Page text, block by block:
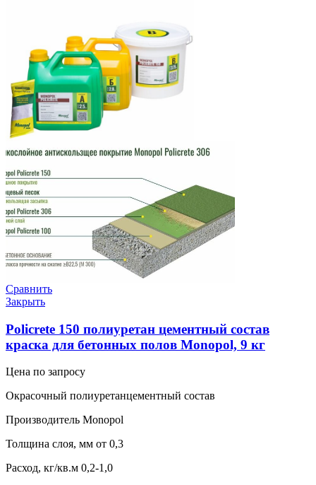
Сравнить
Закрыть
Policrete 150 полиуретан цементный состав
краска для бетонных полов Monopol, 9 кг
Цена по запросу
Окрасочный полиуретанцементный состав
Производитель Monopol
Толщина слоя, мм от 0,3
Расход, кг/кв.м 0,2-1,0